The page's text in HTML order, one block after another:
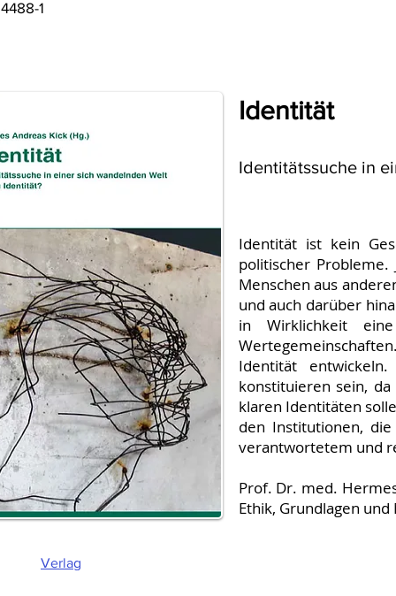
1
Identität
Identitätssuche in
Identität ist kein
politischer
Menschen aus
und auch darüber
in Wirklichkeit
Identität
konstituieren sein,
klaren Identitäten
den Institutionen,
verantwortetem und
Prof. Dr. med.
Ethik, Grundlagen
Verlag